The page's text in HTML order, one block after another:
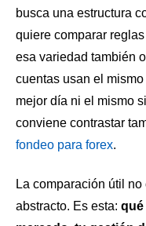
busca una estructura
quiere comparar
esa variedad también
cuentas usan el
mejor día ni el mismo
conviene contrastar
fondeo para forex.
La comparación útil no
abstracto. Es esta: qué